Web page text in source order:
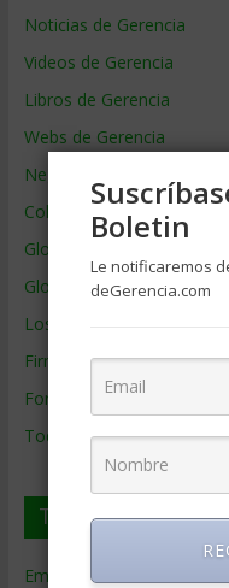
Noticias de Gerencia
Videos de Gerencia
Libros de Gerencia
Webs de Gerencia
Negocios por País
Colaboradores de
Glosario
Glosario Inglés – Español
Los mejores MBA
Firmas de Gerencia
Formación de Gerencia
Todos los Temas
Temas de
Empresas de Gerencia
Boletin
Le notificaremos
deGerencia.com